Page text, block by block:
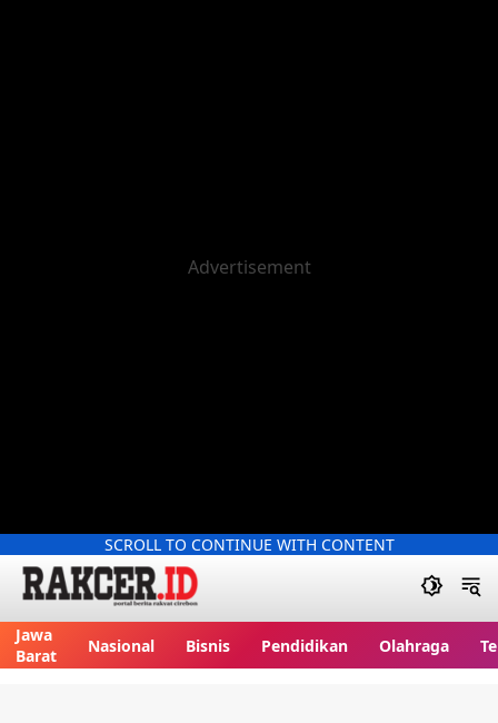
SCROLL TO CONTINUE WITH CONTENT
Jawa
Barat
Nasional Bisnis Pendidikan Olahraga